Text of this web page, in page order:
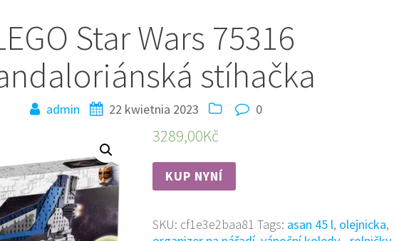
Star Wars 75316
stíhačka
admin 22 kwietnia 2023 0
3289,00Kč
KUP NYNÍ
SKU: cf1e3e2baa81 Tags: asan 45 l, olejnicka,